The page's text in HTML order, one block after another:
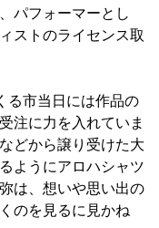
パフォーマーとし
ストのライセンス取
る市当日には作品の
注に力を入れていま
どから譲り受けた大
ようにアロハシャツ
は、想いや思い出の
のを見るに見かね